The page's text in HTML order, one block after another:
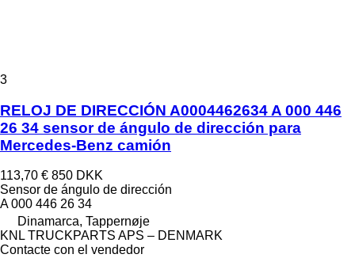
3
RELOJ DE DIRECCIÓN A0004462634 A 000 446
26 34 sensor de ángulo de dirección para
Mercedes-Benz camión
113,70 € 850 DKK
Sensor de ángulo de dirección
A 000 446 26 34
Dinamarca, Tappernøje
KNL TRUCKPARTS APS – DENMARK
Contacte con el vendedor